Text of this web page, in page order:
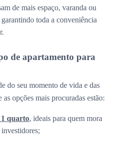
de mais espaço, varanda ou
toda a conveniência
de apartamento para
do seu momento de vida e das
opções mais procuradas estão:
1 quarto, ideais para quem mora